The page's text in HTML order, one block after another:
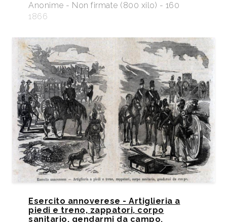
Anonime - Non firmate (800 xilo) - 160
1866
Esercito annoverese - Artiglieria a
piedi e treno, zappatori, corpo
sanitario, gendarmi da campo.